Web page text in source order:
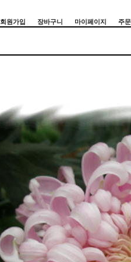
회원가입 장바구니 마이페이지 주